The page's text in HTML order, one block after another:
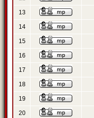
13
14
15
16
17
18
19
20